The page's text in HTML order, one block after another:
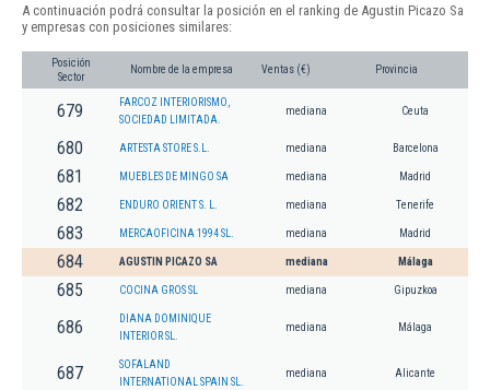
A continuación podrá consultar la posición en el ranking de Agustin Picazo Sa
y empresas con posiciones similares:
Posición
Sector
Nombre de la empresa Ventas (€) Provincia
679
FARCOZ INTERIORISMO,
SOCIEDAD LIMITADA.
mediana Ceuta
680 ARTESTA STORE S.L. mediana Barcelona
681 MUEBLES DE MINGO SA mediana Madrid
682 ENDURO ORIENT S. L. mediana Tenerife
683 MERCAOFICINA 1994 SL. mediana Madrid
684 AGUSTIN PICAZO SA mediana Málaga
685 COCINA GROS SL mediana Gipuzkoa
686
DIANA DOMINIQUE
INTERIOR SL.
mediana Málaga
687
SOFALAND
INTERNATIONAL SPAIN SL.
mediana Alicante